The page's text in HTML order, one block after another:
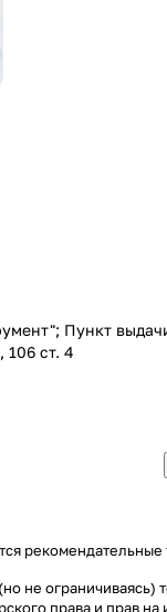
Пункт
106 ст. 4
рекомендательные
не
права и прав